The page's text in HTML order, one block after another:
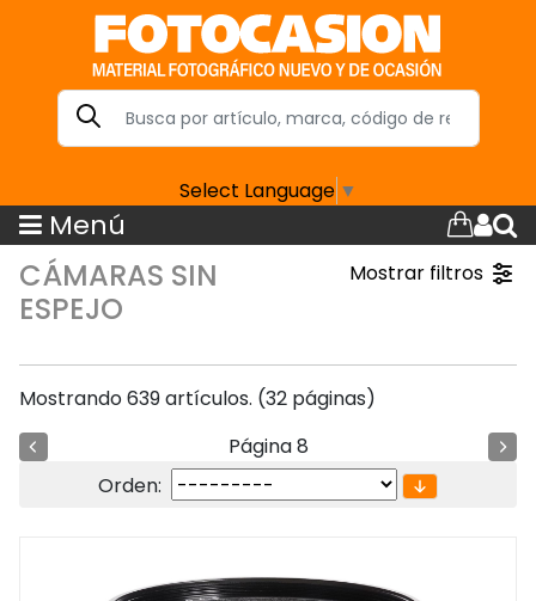
Select Language ▼
Menú
CÁMARAS SIN
ESPEJO
Mostrar filtros
Mostrando 639 artículos. (32 páginas)
Página 8
Orden: